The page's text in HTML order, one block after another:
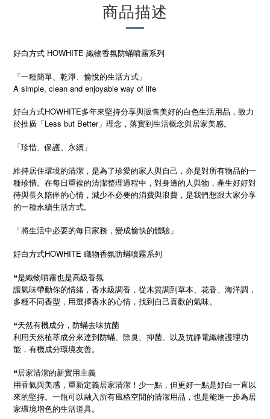
商品描述
好白方式 HOWHITE 織物香氛防蟎噴霧系列
「一種簡單、乾淨、愉悅的生活方式」
A simple, clean and enjoyable way of life
好白方式HOWHITE多年來堅持分享與販售美好的白色生活用品，致力
於推廣「Less but Better」理念，落實到生活概念與居家美感。
「珍惜、保護、永續」
維持居住環境的清潔，是為了珍愛的家人與自己，亦是對所有物品的一
種珍惜。在每日重複的清潔整理過程中，對身邊的人與物，產生好好對
待與長久陪伴的心情，減少不必要的消費與浪費，是我們想跟大家分享
的一種永續生活方式。
「將生活中必要的每日家務，變成愉快的體驗」
好白方式HOWHITE 織物香氛防蟎噴霧系列
❝是織物噴霧也是高級香氛
讓氣味帶動你的情緒，香水級調香，從木質調到草本、花香、海洋調，
多種不同香型，用選擇香水的心情，找到自己喜歡的氣味。
❝天然有機成分，防蟎去味抗菌
利用天然植萃成分來達到防蟎、除臭、抑菌、以及抗靜電織物護理功
能，有機成分環境友善。
❝居家清潔的新實用主義
用香氣與美感，重新定義居家清潔！少一點，但更好一點是好白一直以
來的堅持。一瓶可以融入所有風格空間的清潔用品，也是能進一步為居
家環境增色的生活道具。